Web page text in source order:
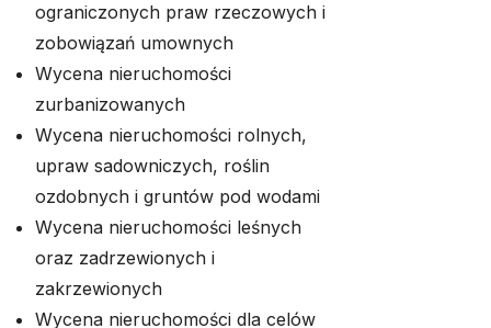
ograniczonych praw rzeczowych i
zobowiązań umownych
Wycena nieruchomości
zurbanizowanych
Wycena nieruchomości rolnych,
upraw sadowniczych, roślin
ozdobnych i gruntów pod wodami
Wycena nieruchomości leśnych
oraz zadrzewionych i
zakrzewionych
Wycena nieruchomości dla celów